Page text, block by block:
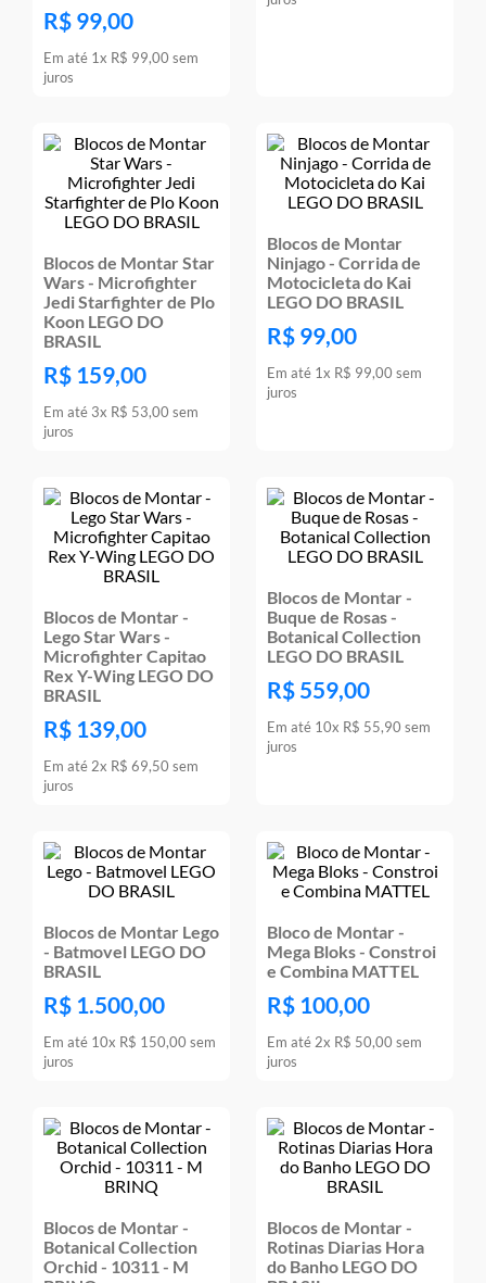
R$ 99,00
Em até 1x R$ 99,00 sem
juros
Blocos de Montar Star
Wars - Microfighter
Jedi Starfighter de Plo
Koon LEGO DO
BRASIL
R$ 159,00
Em até 3x R$ 53,00 sem
juros
Blocos de Montar
Ninjago - Corrida de
Motocicleta do Kai
LEGO DO BRASIL
R$ 99,00
Em até 1x R$ 99,00 sem
juros
Blocos de Montar -
Lego Star Wars -
Microfighter Capitao
Rex Y-Wing LEGO DO
BRASIL
R$ 139,00
Em até 2x R$ 69,50 sem
juros
Blocos de Montar -
Buque de Rosas -
Botanical Collection
LEGO DO BRASIL
R$ 559,00
Em até 10x R$ 55,90 sem
juros
Blocos de Montar Lego
- Batmovel LEGO DO
BRASIL
R$ 1.500,00
Em até 10x R$ 150,00 sem
juros
Bloco de Montar -
Mega Bloks - Constroi
e Combina MATTEL
R$ 100,00
Em até 2x R$ 50,00 sem
juros
Blocos de Montar -
Botanical Collection
Orchid - 10311 - M
Blocos de Montar -
Rotinas Diarias Hora
do Banho LEGO DO